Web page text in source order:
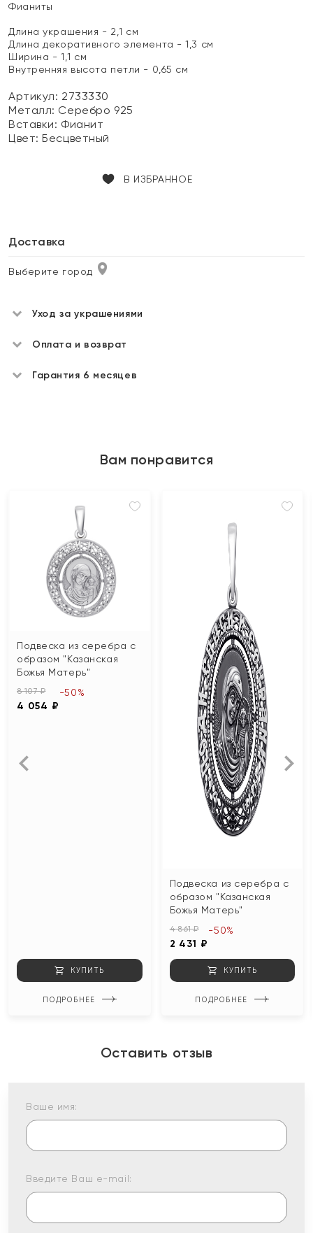
Фианиты
Длина украшения - 2,1 см
Длина декоративного элемента - 1,3 см
Ширина - 1,1 см
Внутренняя высота петли - 0,65 см
Артикул: 2733330
Металл: Серебро 925
Вставки: Фианит
Цвет:Бесцветный
В ИЗБРАННОЕ
Доставка
Выберите город
Уход за украшениями
Оплата и возврат
Гарантия 6 месяцев
Вам понравится
Подвеска из серебра с
образом "Казанская
Божья Матерь"
8 107 ₽
4 054 ₽
-50%
КУПИТЬ
ПОДРОБНЕЕ
Подвеска из серебра с
образом "Казанская
Божья Матерь"
4 861 ₽
2 431 ₽
-50%
КУПИТЬ
ПОДРОБНЕЕ
Оставить отзыв
Ваше имя:
Введите Ваш e-mail: